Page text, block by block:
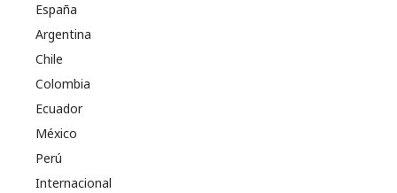
España
Argentina
Chile
Colombia
Ecuador
México
Perú
Internacional